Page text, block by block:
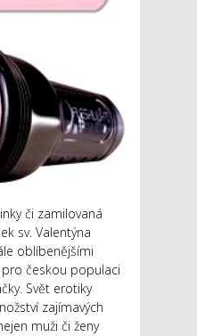
či zamilovaná
sv. Valentýna
oblíbenějšími
českou populaci
Svět erotiky
zajímavých
muži či ženy